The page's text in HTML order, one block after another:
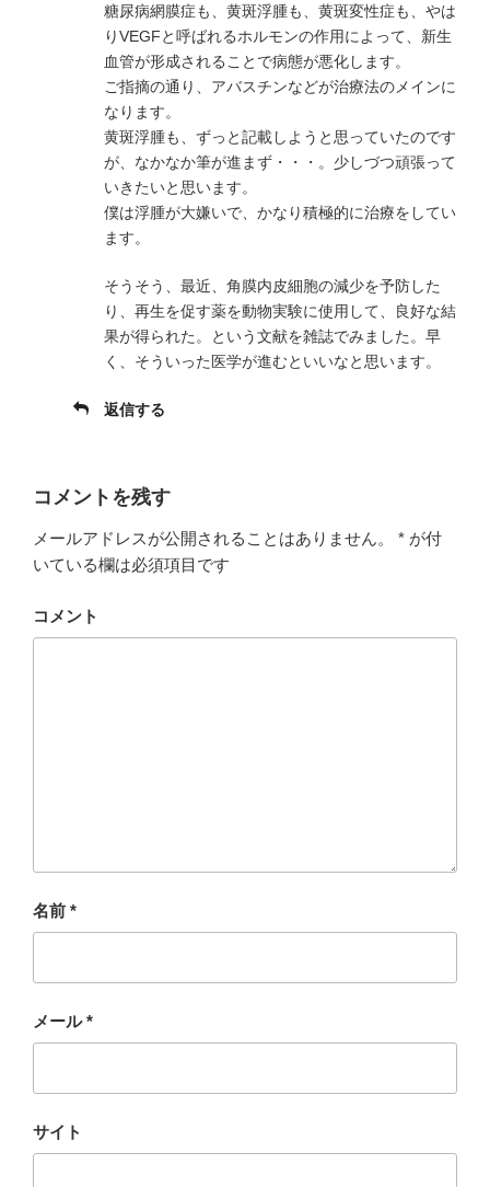
糖尿病網膜症も、黄斑浮腫も、黄斑変性症も、やは
りVEGFと呼ばれるホルモンの作用によって、新生
血管が形成されることで病態が悪化します。
ご指摘の通り、アバスチンなどが治療法のメインに
なります。
黄斑浮腫も、ずっと記載しようと思っていたのです
が、なかなか筆が進まず・・・。少しづつ頑張って
いきたいと思います。
僕は浮腫が大嫌いで、かなり積極的に治療をしてい
ます。
そうそう、最近、角膜内皮細胞の減少を予防した
り、再生を促す薬を動物実験に使用して、良好な結
果が得られた。という文献を雑誌でみました。早
く、そういった医学が進むといいなと思います。
返信する
コメントを残す
メールアドレスが公開されることはありません。 * が付
いている欄は必須項目です
コメント
名前 *
メール*
サイト